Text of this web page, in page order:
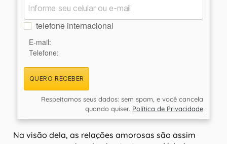
telefone internacional
E-mail:
Telefone:
QUERO RECEBER
Respeitamos seus dados: sem spam, e você cancela
quando quiser. Política de Privacidade
Na visão dela, as relações amorosas são assim